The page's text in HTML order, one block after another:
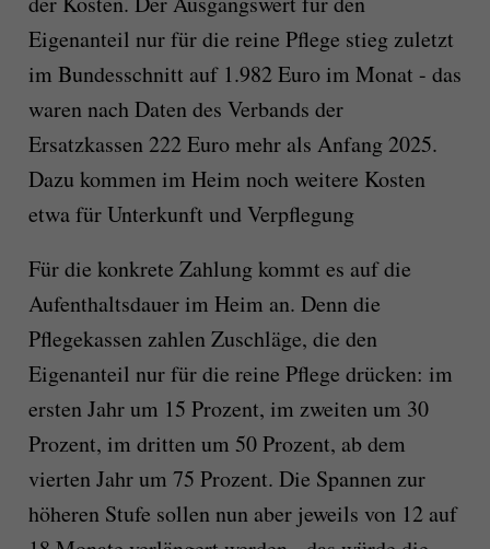
Eigenanteil nur für die reine Pflege stieg zuletzt
im Bundesschnitt auf 1.982 Euro im Monat - das
waren nach Daten des Verbands der
Ersatzkassen 222 Euro mehr als Anfang 2025.
Dazu kommen im Heim noch weitere Kosten
etwa für Unterkunft und Verpflegung
Für die konkrete Zahlung kommt es auf die
Aufenthaltsdauer im Heim an. Denn die
Pflegekassen zahlen Zuschläge, die den
Eigenanteil nur für die reine Pflege drücken: im
ersten Jahr um 15 Prozent, im zweiten um 30
Prozent, im dritten um 50 Prozent, ab dem
vierten Jahr um 75 Prozent. Die Spannen zur
höheren Stufe sollen nun aber jeweils von 12 auf